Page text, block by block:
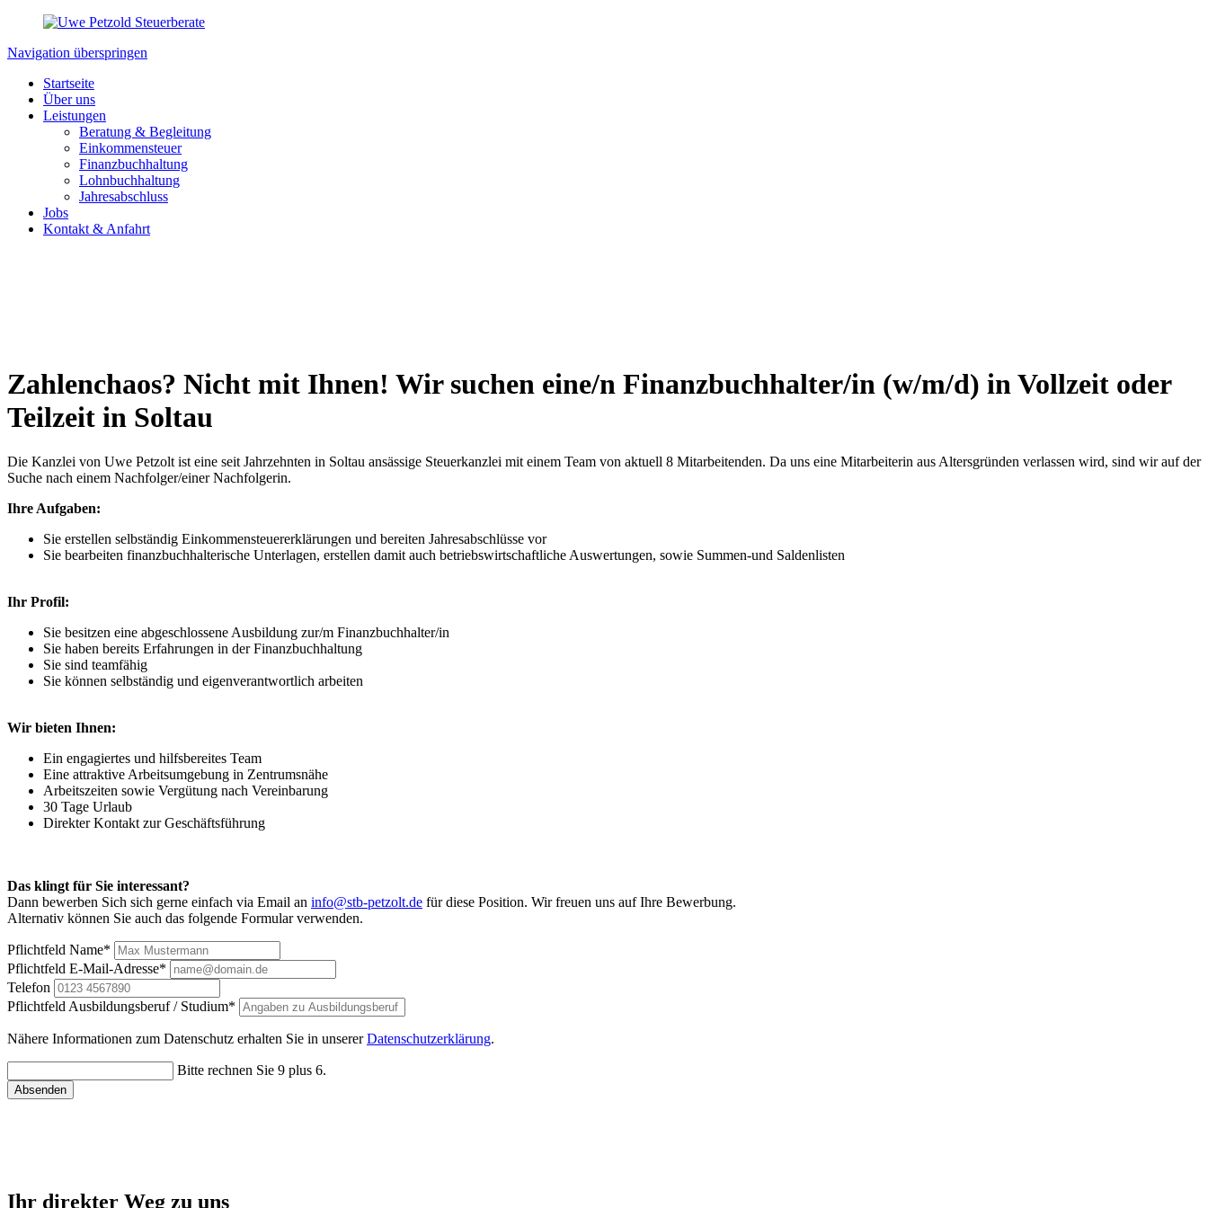
Navigation überspringen
Startseite
Über uns
Leistungen
Beratung & Begleitung
Einkommensteuer
Finanzbuchhaltung
Lohnbuchhaltung
Jahresabschluss
Jobs
Kontakt & Anfahrt
Zahlenchaos? Nicht mit Ihnen! Wir suchen eine/n Finanzbuchhalter/in (w/m/d) in Vollzeit oder
Teilzeit in Soltau
Die Kanzlei von Uwe Petzolt ist eine seit Jahrzehnten in Soltau ansässige Steuerkanzlei mit einem Team von aktuell 8 Mitarbeitenden. Da uns eine Mitarbeiterin aus Altersgründen verlassen wird, sind wir auf der
Suche nach einem Nachfolger/einer Nachfolgerin.
Ihre Aufgaben:
Sie erstellen selbständig Einkommensteuererklärungen und bereiten Jahresabschlüsse vor
Sie bearbeiten finanzbuchhalterische Unterlagen, erstellen damit auch betriebswirtschaftliche Auswertungen, sowie Summen-und Saldenlisten
Ihr Profil:
Sie besitzen eine abgeschlossene Ausbildung zur/m Finanzbuchhalter/in
Sie haben bereits Erfahrungen in der Finanzbuchhaltung
Sie sind teamfähig
Sie können selbständig und eigenverantwortlich arbeiten
Wir bieten Ihnen:
Ein engagiertes und hilfsbereites Team
Eine attraktive Arbeitsumgebung in Zentrumsnähe
Arbeitszeiten sowie Vergütung nach Vereinbarung
30 Tage Urlaub
Direkter Kontakt zur Geschäftsführung
Das klingt für Sie interessant?
Dann bewerben Sich sich gerne einfach via Email an info@stb-petzolt.de für diese Position. Wir freuen uns auf Ihre Bewerbung.
Alternativ können Sie auch das folgende Formular verwenden.
Pflichtfeld Name*
Pflichtfeld E-Mail-Adresse*
Telefon
Pflichtfeld Ausbildungsberuf / Studium*
Nähere Informationen zum Datenschutz erhalten Sie in unsererDatenschutzerklärung.
Bitte rechnen Sie 9 plus 6.
Absenden
Ihr direkter Weg zu uns